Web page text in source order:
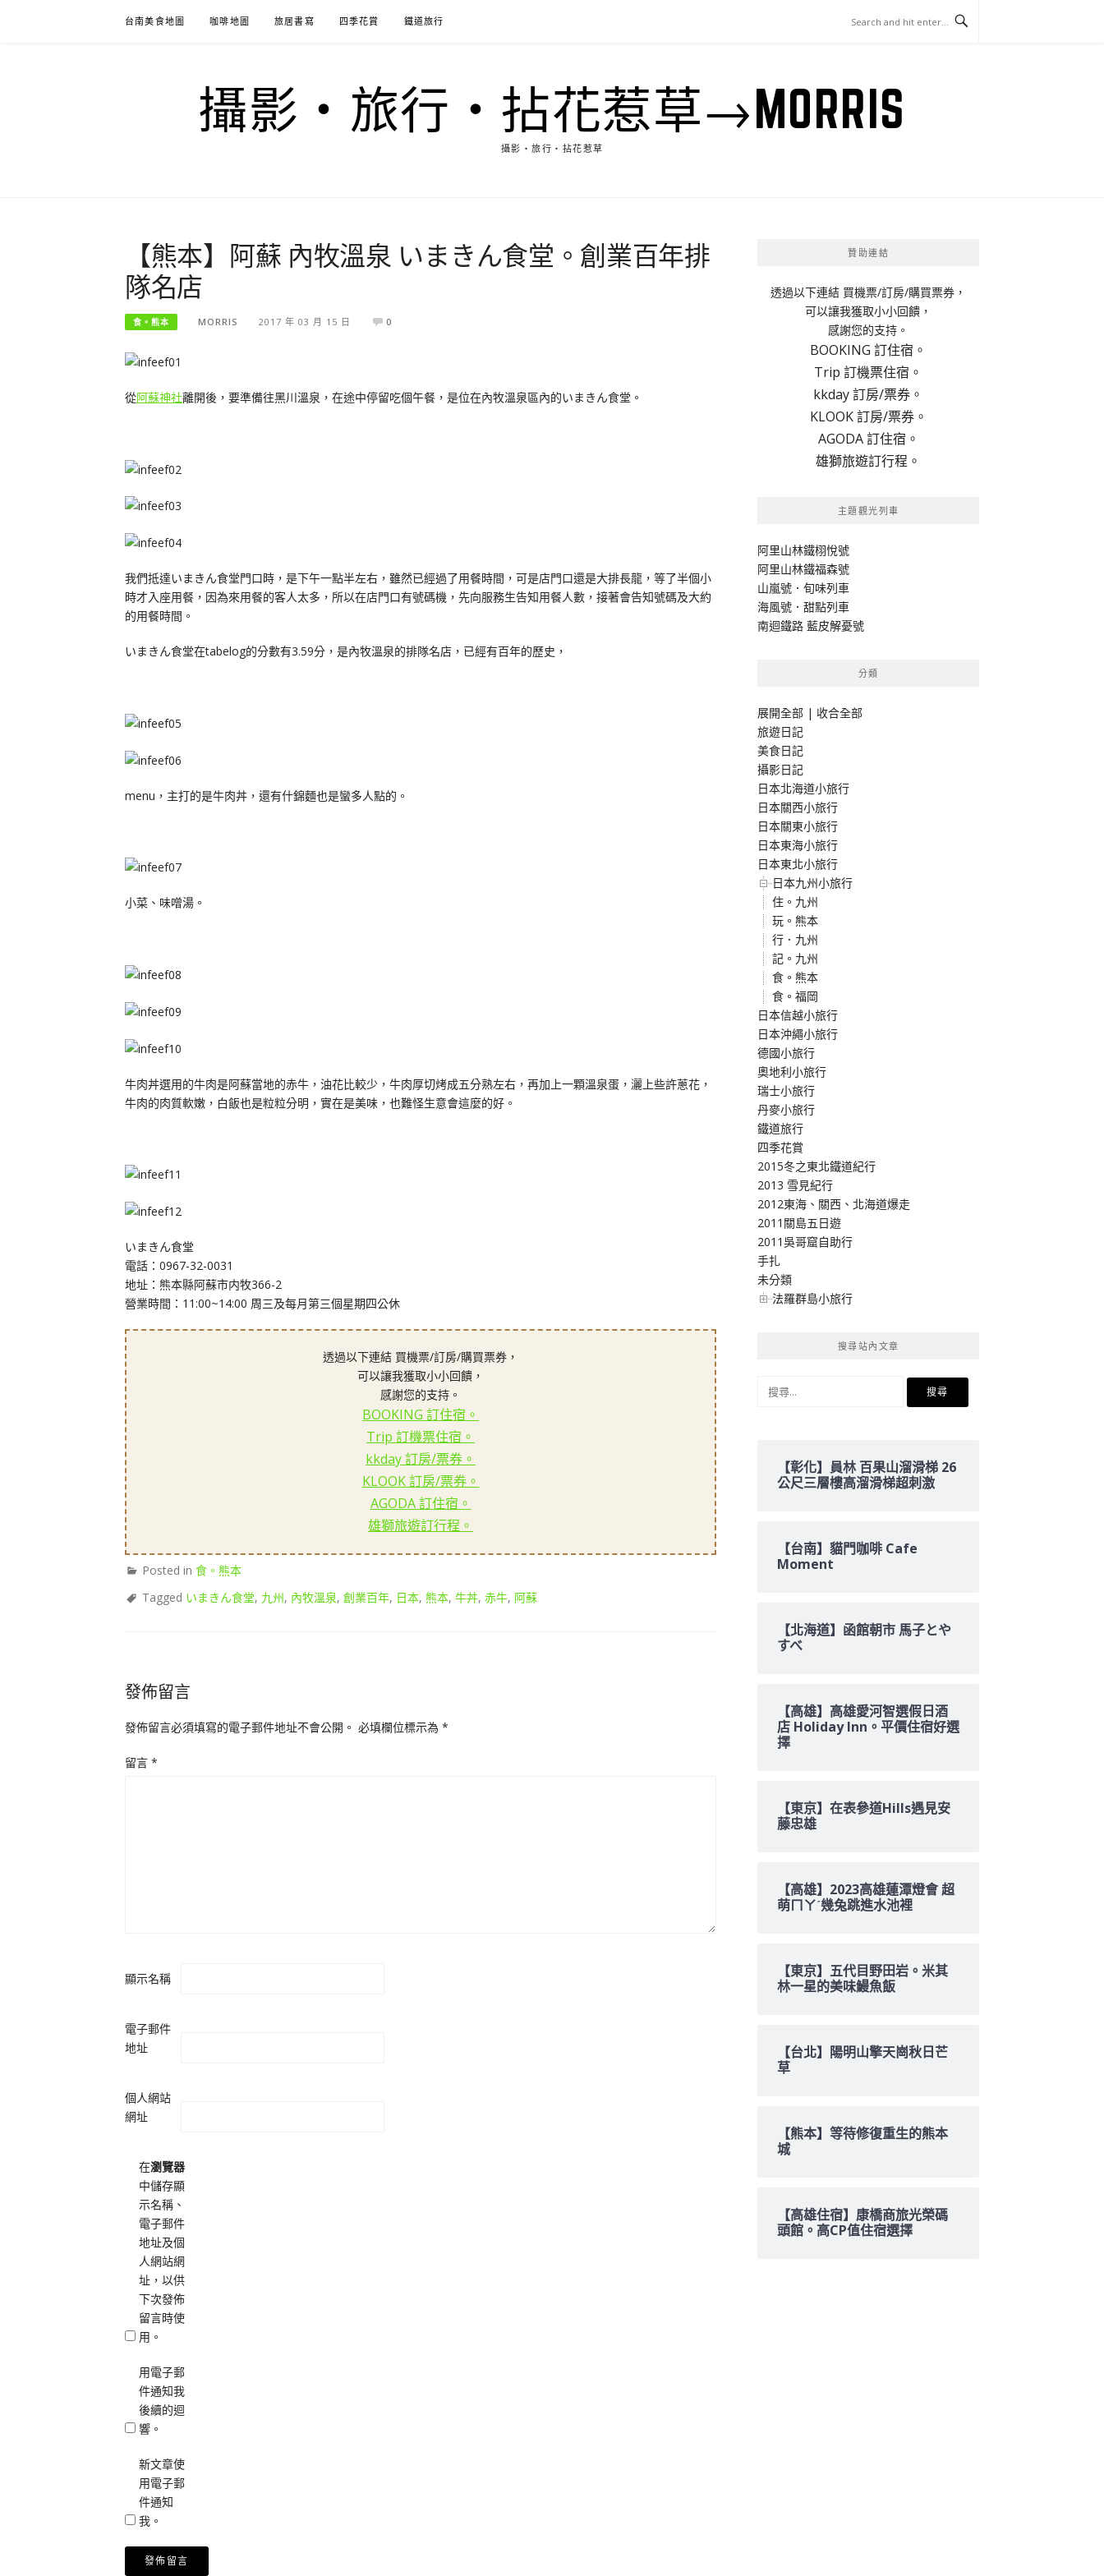
台南美食地圖 咖啡地圖 旅居書寫 四季花賞 鐵道旅行
攝影‧旅行‧拈花惹草→MORRIS
攝影‧旅行‧拈花惹草
【熊本】阿蘇 內牧溫泉 いまきん食堂。創業百年排
隊名店
食。熊本 MORRIS 2017 年 03 月 15 日 0
從阿蘇神社離開後，要準備往黑川溫泉，在途中停留吃個午餐，是位在內牧溫泉區內的いまきん食堂。
我們抵達いまきん食堂門口時，是下午一點半左右，雖然已經過了用餐時間，可是店門口還是大排長龍，等了半個小
時才入座用餐，因為來用餐的客人太多，所以在店門口有號碼機，先向服務生告知用餐人數，接著會告知號碼及大約
的用餐時間。
いまきん食堂在tabelog的分數有3.59分，是內牧溫泉的排隊名店，已經有百年的歷史，
menu，主打的是牛肉丼，還有什錦麵也是蠻多人點的。
小菜、味噌湯。
牛肉丼選用的牛肉是阿蘇當地的赤牛，油花比較少，牛肉厚切烤成五分熟左右，再加上一顆溫泉蛋，灑上些許蔥花，
牛肉的肉質軟嫩，白飯也是粒粒分明，實在是美味，也難怪生意會這麼的好。
いまきん食堂
電話：0967-32-0031
地址：熊本縣阿蘇市内牧366-2
營業時間：11:00~14:00 周三及每月第三個星期四公休
透過以下連結 買機票/訂房/購買票券，
可以讓我獲取小小回饋，
感謝您的支持。
BOOKING 訂住宿。
Trip 訂機票住宿。
kkday 訂房/票券。
KLOOK 訂房/票券。
AGODA 訂住宿。
雄獅旅遊訂行程。
Posted in 食。熊本
Tagged いまきん食堂, 九州, 內牧溫泉, 創業百年, 日本, 熊本, 牛丼, 赤牛, 阿蘇
發佈留言
發佈留言必須填寫的電子郵件地址不會公開。 必填欄位標示為 *
留言 *
顯示名稱
電子郵件
地址
個人網站
網址
在瀏覽器
中儲存顯
示名稱、
電子郵件
地址及個
人網站網
址，以供
下次發佈
留言時使
用。
用電子郵
件通知我
後續的迴
響。
新文章使
用電子郵
件通知
我。
贊助連結
透過以下連結 買機票/訂房/購買票券，
可以讓我獲取小小回饋，
感謝您的支持。
BOOKING 訂住宿。
Trip 訂機票住宿。
kkday 訂房/票券。
KLOOK 訂房/票券。
AGODA 訂住宿。
雄獅旅遊訂行程。
主題觀光列車
阿里山林鐵栩悅號
阿里山林鐵福森號
山嵐號．旬味列車
海風號．甜點列車
南迴鐵路 藍皮解憂號
分類
展開全部 | 收合全部
旅遊日記
美食日記
攝影日記
日本北海道小旅行
日本關西小旅行
日本關東小旅行
日本東海小旅行
日本東北小旅行
日本九州小旅行
住。九州
玩。熊本
行．九州
記。九州
食。熊本
食。福岡
日本信越小旅行
日本沖繩小旅行
德國小旅行
奧地利小旅行
瑞士小旅行
丹麥小旅行
鐵道旅行
四季花賞
2015冬之東北鐵道紀行
2013 雪見紀行
2012東海、關西、北海道爆走
2011關島五日遊
2011吳哥窟自助行
手扎
未分類
法羅群島小旅行
搜尋站內文章
【彰化】員林 百果山溜滑梯 26
公尺三層樓高溜滑梯超刺激
【台南】貓門咖啡 Cafe
Moment
【北海道】函館朝市 馬子とや
すべ
【高雄】高雄愛河智選假日酒
店 Holiday Inn。平價住宿好選
擇
【東京】在表參道Hills遇見安
藤忠雄
【高雄】2023高雄蓮潭燈會 超
萌ㄇㄚˊ幾兔跳進水池裡
【東京】五代目野田岩。米其
林一星的美味鰻魚飯
【台北】陽明山擎天崗秋日芒
草
【熊本】等待修復重生的熊本
城
【高雄住宿】康橋商旅光榮碼
頭館。高CP值住宿選擇